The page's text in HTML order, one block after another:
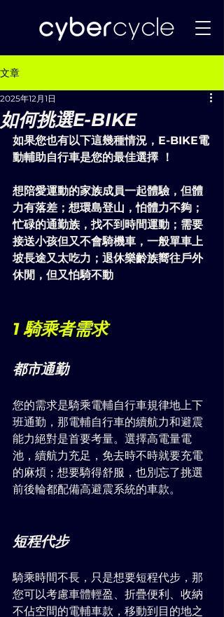
文章
如何挑選E-BIKE
2025年12月1日
如果您也有以下這幾種情況，E-BIKE電
動輔助自行車是您的最佳選擇 ！
想陪愛運動的家族成員一起體驗，但體
力有落差；想環島登山，怕體力不夠；
忙碌的通勤族，找不到時間運動；需要
接送小孩但又不會騎機車，一般單車上
坡長途又太吃力；退休樂齡族嚮往戶外
休閒，但又怕騎不動
1 騎乘者需求
都市通勤
您的需求是騎乘電輔自行車規律地上下
班通勤，那電輔自行車的續航力和避震
能力絕對是首要考量。選擇高電量電
池，續航力充足，免去時不時就要充電
的麻煩；想要騎得舒服，也別忘了挑選
前後輪都配備高避震系統的車款。
短程代步
騎乘時間不長，只是想要短程代步，那
您可以考慮車體輕盈、折疊便利、收納
不佔空間的電輔車款，移動到目的地之